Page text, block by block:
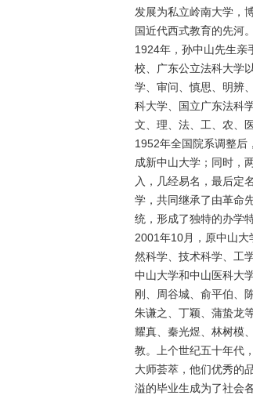
发展为私立岭南大学，
国近代西式教育的先河。
1924年，孙中山先生亲
校、广东公立法科大学
学、审问、慎思、明辨
科大学、国立广东法科
文、理、法、工、农、
1952年全国院系调整后
成新中山大学；同时，
入，几经易名，最后定
学，共同继承了由革命
统，形成了独特的办学
2001年10月，原中山
然科学、技术科学、工
中山大学和中山医科大
刚、周谷城、俞平伯、
朱谦之、丁颖、蒲蛰龙
耀真、秦光煜、林树模
教。上个世纪五十年代
大师荟萃，他们优秀的
溢的毕业生成为了社会